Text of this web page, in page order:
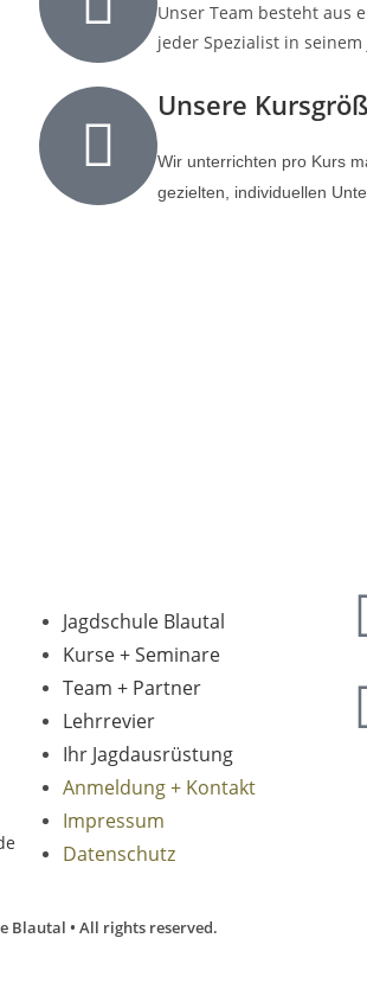
Unser Team besteht aus
jeder Spezialist in
Unsere
Wir unterrichten pro Kurs
gezielten, individuellen
Jagdschule Blautal
Kurse + Seminare
Team + Partner
Lehrrevier
Ihr Jagdausrüstung
Anmeldung + Kontakt
Impressum
Datenschutz
Blautal • All rights reserved.